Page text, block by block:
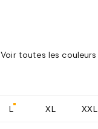
Voir toutes les couleurs
L XL XXL